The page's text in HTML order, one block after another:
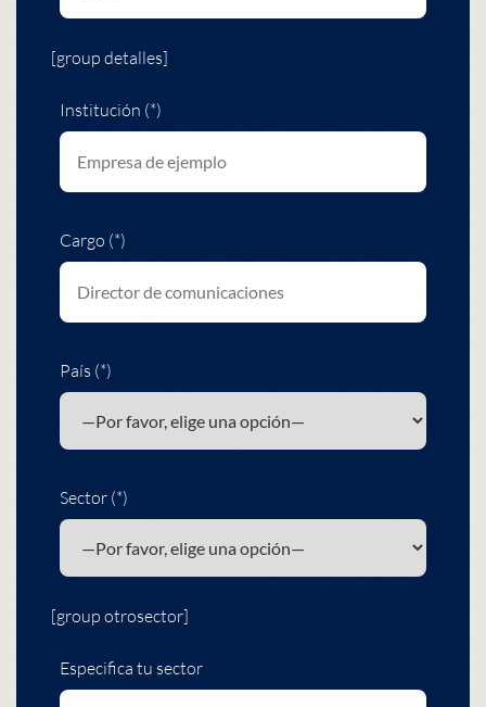
[group detalles]
Institución (*)
Cargo (*)
País (*)
Sector (*)
[group otrosector]
Especifica tu sector